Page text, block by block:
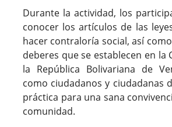
Durante la actividad, los
conocer los artículos de las
hacer contraloría social, así
deberes que se establecen en la
la República Bolivariana de
como ciudadanos y ciudadanas
práctica para una sana
comunidad.